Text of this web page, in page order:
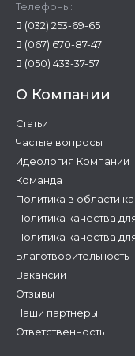
Телефоны:
(032) 253-69-65
(067) 670-87-47
(050) 433-37-57
О Компании
Статьи
Частые вопросы
Идеология Компании
Команда
Политика в области
Политика качества
Политика качества
Благотворительность
Вакансии
Отзывы
Наши партнеры
Ответственность